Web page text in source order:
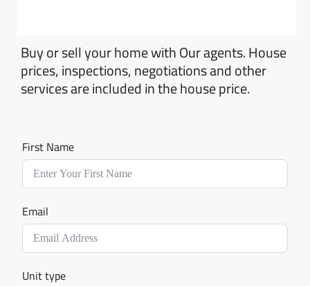
Buy or sell your home with Our agents. House
prices, inspections, negotiations and other
services are included in the house price.
First Name
Email
Unit type